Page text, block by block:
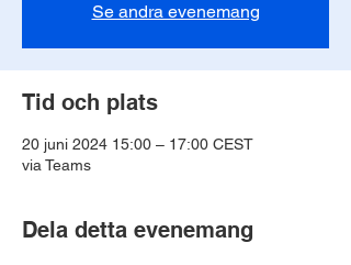
Se andra evenemang
Tid och plats
20 juni 2024 15:00 – 17:00 CEST
via Teams
Dela detta evenemang